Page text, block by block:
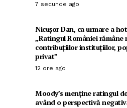
7 secunde ago
Nicușor Dan, ca urmare a
„Ratingul României
contribuțiilor instituțiilor,
privat”
12 ore ago
Moody’s menține ratingul
având o perspectivă